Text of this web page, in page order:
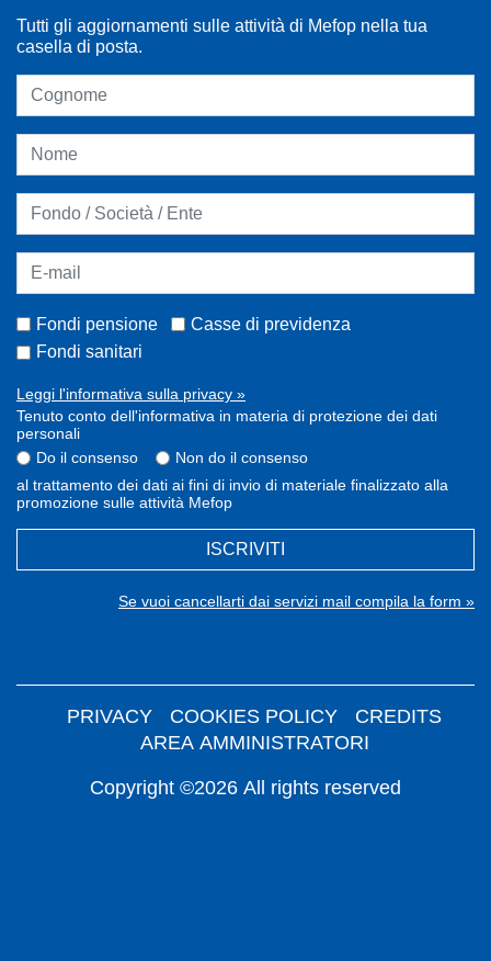
Tutti gli aggiornamenti sulle attività di Mefop nella tua
casella di posta.
Fondi pensione
Casse di previdenza
Fondi sanitari
Leggi l'informativa sulla privacy »
Tenuto conto dell'informativa in materia di protezione dei dati
personali
Do il consenso
Non do il consenso
al trattamento dei dati ai fini di invio di materiale finalizzato alla
promozione sulle attività Mefop
ISCRIVITI
Se vuoi cancellarti dai servizi mail compila la form »
Copyright ©2026 All rights reserved
PRIVACY COOKIES POLICY
CREDITS
AREA AMMINISTRATORI